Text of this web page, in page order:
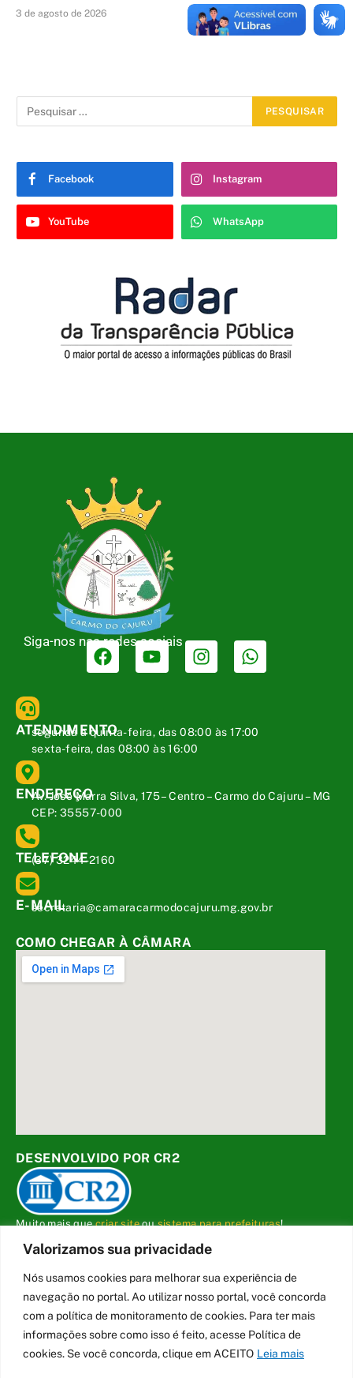
Valorizamos sua privacidade
Nós usamos cookies para melhorar sua experiência de
navegação no portal. Ao utilizar nosso portal, você concorda
com a política de monitoramento de cookies. Para ter mais
informações sobre como isso é feito, acesse Política de
cookies. Se você concorda, clique em ACEITO Leia mais
3 de agosto de 2026
Facebook Instagram
YouTube WhatsApp
Siga-nos nas redes sociais
ATENDIMENTO
segunda a quinta-feira, das 08:00 às 17:00
sexta-feira, das 08:00 às 16:00
ENDEREÇO
Av. José Marra Silva, 175 – Centro – Carmo do Cajuru – MG
CEP: 35557-000
TELEFONE
(37) 3244-2160
E-MAIL
secretaria@camaracarmodocajuru.mg.gov.br
COMO CHEGAR À CÂMARA
DESENVOLVIDO POR CR2
Muito mais quecriar siteousistema para prefeituras!
contrato que todas as exigências dasleis de transparência
Conheça oPNTPe oRadar da Transparência Pública